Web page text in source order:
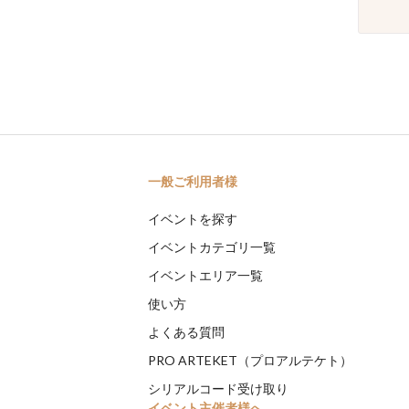
一般ご利用者様
イベントを探す
イベントカテゴリ一覧
イベントエリア一覧
使い方
よくある質問
PRO ARTEKET（プロアルテケト）
シリアルコード受け取り